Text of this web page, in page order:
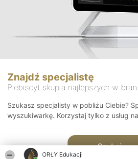
ORŁY Edukacji
Znajdź specjalistę
Plebiscyt skupia najlepszych w
Szukasz specjalisty w pobliżu Ciebie?
wyszukiwarkę. Korzystaj tylko z usług
Szukaj